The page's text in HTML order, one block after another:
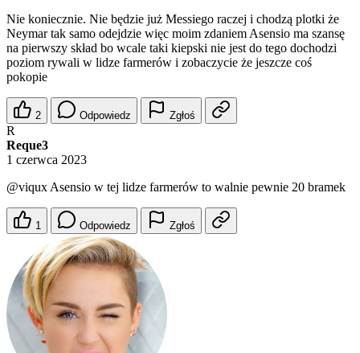
Nie koniecznie. Nie będzie już Messiego raczej i chodzą plotki że
Neymar tak samo odejdzie więc moim zdaniem Asensio ma szansę
na pierwszy skład bo wcale taki kiepski nie jest do tego dochodzi
poziom rywali w lidze farmerów i zobaczycie że jeszcze coś
pokopie
2 Odpowiedz Zgłoś
R
Reque3
1 czerwca 2023
@viqux Asensio w tej lidze farmerów to walnie pewnie 20 bramek
1 Odpowiedz Zgłoś